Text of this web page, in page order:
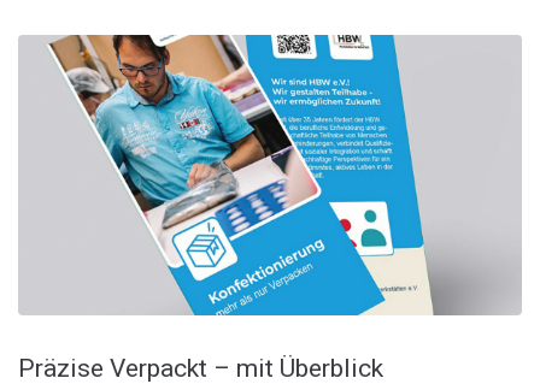
Präzise Verpackt – mit Überblick